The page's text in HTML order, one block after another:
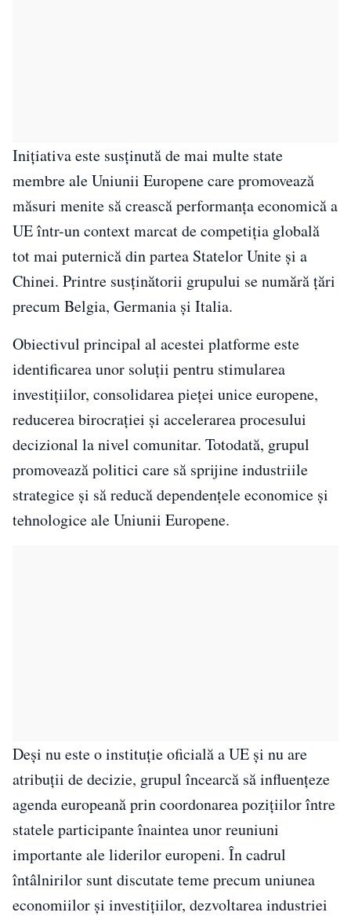
Inițiativa este susținută de mai multe state
membre ale Uniunii Europene care promovează
măsuri menite să crească performanța economică a
UE într-un context marcat de competiția globală
tot mai puternică din partea Statelor Unite și a
Chinei. Printre susținătorii grupului se numără țări
precum Belgia, Germania și Italia.
Obiectivul principal al acestei platforme este
identificarea unor soluții pentru stimularea
investițiilor, consolidarea pieței unice europene,
reducerea birocrației și accelerarea procesului
decizional la nivel comunitar. Totodată, grupul
promovează politici care să sprijine industriile
strategice și să reducă dependențele economice și
tehnologice ale Uniunii Europene.
Deși nu este o instituție oficială a UE și nu are
atribuții de decizie, grupul încearcă să influențeze
agenda europeană prin coordonarea pozițiilor între
statele participante înaintea unor reuniuni
importante ale liderilor europeni. În cadrul
întâlnirilor sunt discutate teme precum uniunea
economiilor și investițiilor, dezvoltarea industriei